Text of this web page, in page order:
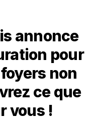
annonce
pour
non
ce que
vous !